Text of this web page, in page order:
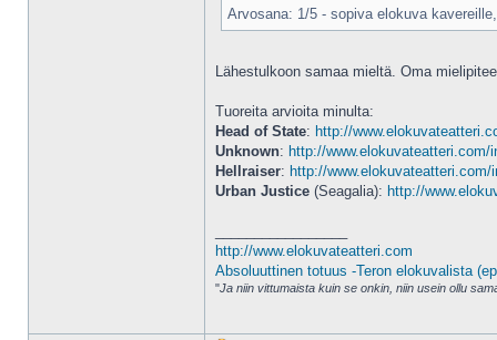
Arvosana: 1/5 - sopiva elokuva
Lähestulkoon samaa mieltä. Oma
Tuoreita arvioita minulta:
Head of State: http://
Unknown: http://
Hellraiser: http://
Urban Justice (Seagalia): http://
http://www.elokuvateatteri.com
Absoluuttinen totuus -Teron elokuvalista
"Ja niin vittumaista kuin se onkin, niin usein ollu